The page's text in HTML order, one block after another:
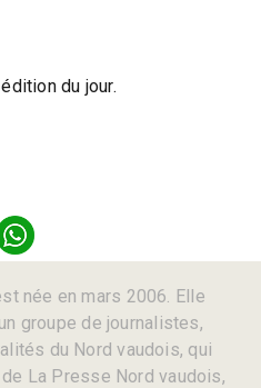
du jour.
née en mars 2006. Elle
groupe de journalistes,
du Nord vaudois, qui
La Presse Nord vaudois,